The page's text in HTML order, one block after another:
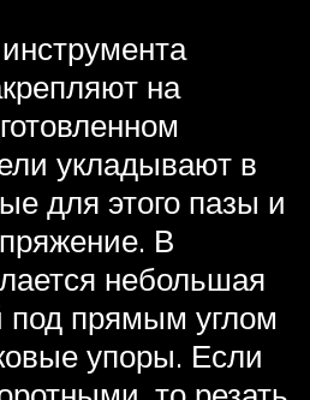
на
укладывают в
для этого пазы и
В
небольшая
под прямым углом
упоры. Если